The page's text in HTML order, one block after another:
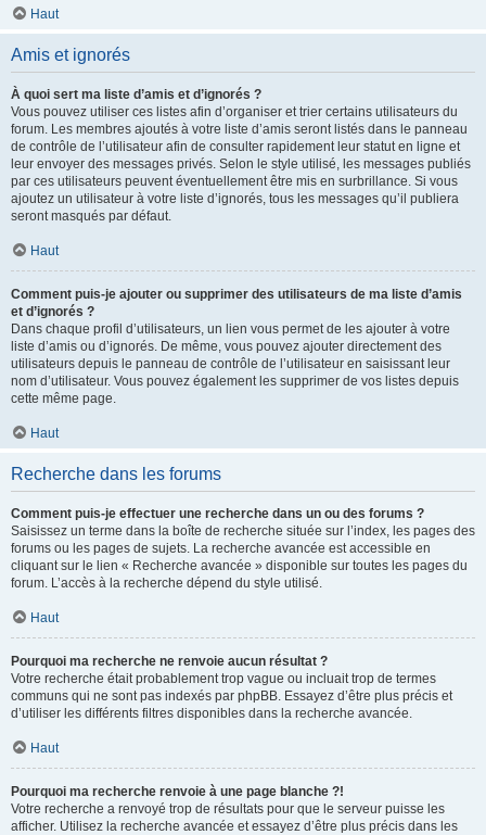
Haut
Amis et ignorés
À quoi sert ma liste d’amis et d’ignorés ?
Vous pouvez utiliser ces listes afin d’organiser et trier certains utilisateurs du
forum. Les membres ajoutés à votre liste d’amis seront listés dans le panneau
de contrôle de l’utilisateur afin de consulter rapidement leur statut en ligne et
leur envoyer des messages privés. Selon le style utilisé, les messages publiés
par ces utilisateurs peuvent éventuellement être mis en surbrillance. Si vous
ajoutez un utilisateur à votre liste d’ignorés, tous les messages qu’il publiera
seront masqués par défaut.
Haut
Comment puis-je ajouter ou supprimer des utilisateurs de ma liste d’amis
et d’ignorés ?
Dans chaque profil d’utilisateurs, un lien vous permet de les ajouter à votre
liste d’amis ou d’ignorés. De même, vous pouvez ajouter directement des
utilisateurs depuis le panneau de contrôle de l’utilisateur en saisissant leur
nom d’utilisateur. Vous pouvez également les supprimer de vos listes depuis
cette même page.
Haut
Recherche dans les forums
Comment puis-je effectuer une recherche dans un ou des forums ?
Saisissez un terme dans la boîte de recherche située sur l’index, les pages des
forums ou les pages de sujets. La recherche avancée est accessible en
cliquant sur le lien « Recherche avancée » disponible sur toutes les pages du
forum. L’accès à la recherche dépend du style utilisé.
Haut
Pourquoi ma recherche ne renvoie aucun résultat ?
Votre recherche était probablement trop vague ou incluait trop de termes
communs qui ne sont pas indexés par phpBB. Essayez d’être plus précis et
d’utiliser les différents filtres disponibles dans la recherche avancée.
Haut
Pourquoi ma recherche renvoie à une page blanche ?!
Votre recherche a renvoyé trop de résultats pour que le serveur puisse les
afficher. Utilisez la recherche avancée et essayez d’être plus précis dans les